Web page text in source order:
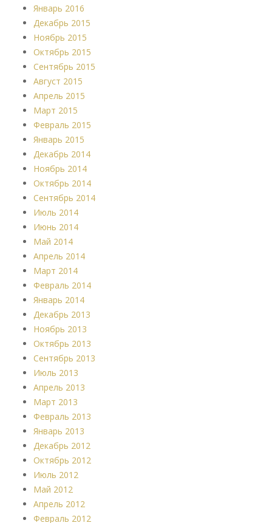
Январь 2016
Декабрь 2015
Ноябрь 2015
Октябрь 2015
Сентябрь 2015
Август 2015
Апрель 2015
Март 2015
Февраль 2015
Январь 2015
Декабрь 2014
Ноябрь 2014
Октябрь 2014
Сентябрь 2014
Июль 2014
Июнь 2014
Май 2014
Апрель 2014
Март 2014
Февраль 2014
Январь 2014
Декабрь 2013
Ноябрь 2013
Октябрь 2013
Сентябрь 2013
Июль 2013
Апрель 2013
Март 2013
Февраль 2013
Январь 2013
Декабрь 2012
Октябрь 2012
Июль 2012
Май 2012
Апрель 2012
Февраль 2012